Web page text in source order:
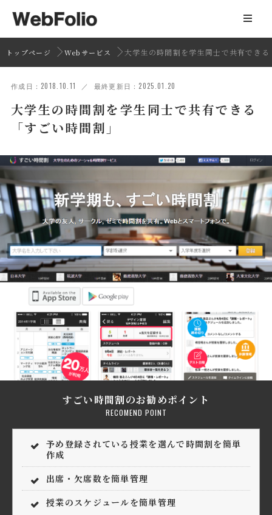
トップページ Webサービス 大学生の時間割を学生同士で共有でき
作成日：2018.10.11 ／ 最終更新日：2025.01.20
大学生の時間割を学生同士で共有できる
「すごい時間割」
すごい時間割のお勧めポイント
RECOMEND POINT
予め登録されている授業を選んで時間割を簡単
作成
出席・欠席数を簡単管理
授業のスケジュールを簡単管理